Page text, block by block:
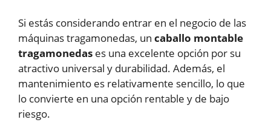
Si estás considerando entrar en el negocio de las
máquinas tragamonedas, un caballo montable
tragamonedas es una excelente opción por su
atractivo universal y durabilidad. Además, el
mantenimiento es relativamente sencillo, lo que
lo convierte en una opción rentable y de bajo
riesgo.